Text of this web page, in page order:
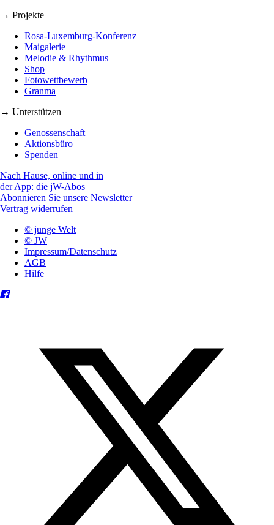
→ Projekte
Rosa-Luxemburg-Konferenz
Maigalerie
Melodie & Rhythmus
Shop
Fotowettbewerb
Granma
→ Unterstützen
Genossenschaft
Aktionsbüro
Spenden
Nach Hause, online und in
der App: die jW-Abos
Abonnieren Sie unsere Newsletter
Vertrag widerrufen
© junge Welt
© JW
Impressum/Datenschutz
AGB
Hilfe